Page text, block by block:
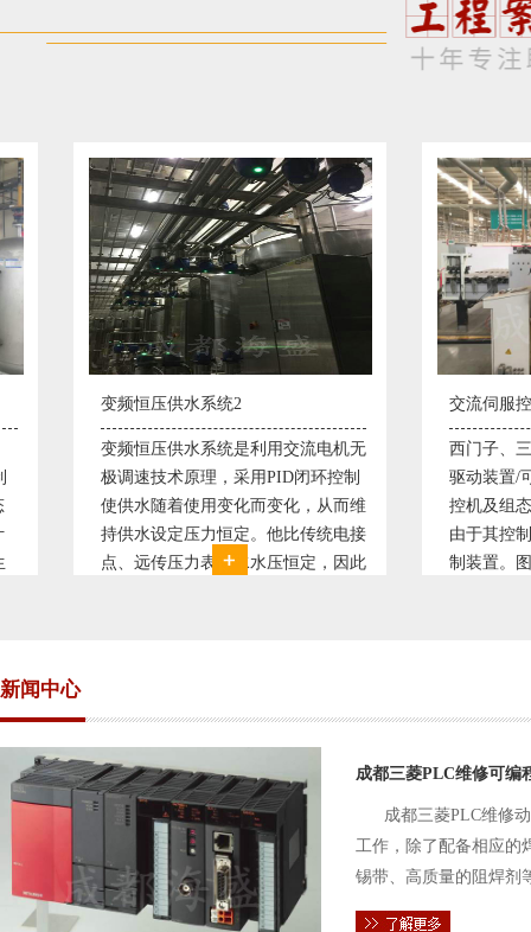
变频恒压供水系统2
变频恒压供水系统是利用交流电机无
极调速技术原理，采用PID闭环控制
使供水随着使用变化而变化，从而维
持供水设定压力恒定。他比传统电接
点、远传压力表供水水压恒定，因此
交流伺服控制系统
西门子、三菱、
驱动装置/可编程
控机及组态软件
由于其控制精度
制装置。图为我
新闻中心
成都三菱PLC维修可编
成都三菱PLC维修
工作，除了配备相应的
锡带、高质量的阻焊剂
件的电路及通信电缆。